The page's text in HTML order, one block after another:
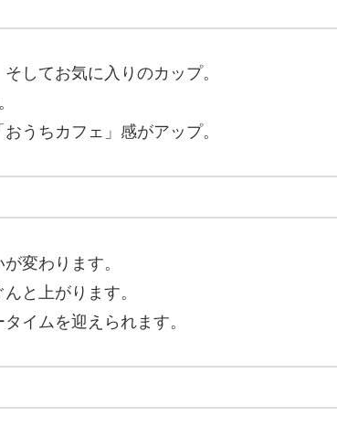
してお気に入りのカップ。
うちカフェ」感がアップ。
変わります。
と上がります。
イムを迎えられます。